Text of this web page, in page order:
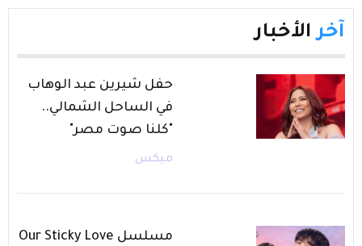
آخر الأخبار
حفل شيرين عبد الوهاب
في الساحل الشمالي..
"كلنا صوت مصر"
ميكس
مسلسل Our Sticky Love